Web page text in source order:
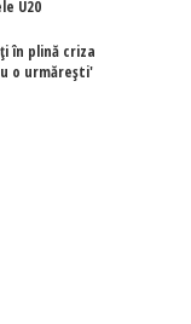
U20
în plină criza
o urmărești'